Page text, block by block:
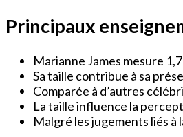
Principaux
Marianne James mesure
Sa taille contribue à sa
Comparée à d’autres
La taille influence la
Malgré les jugements liés